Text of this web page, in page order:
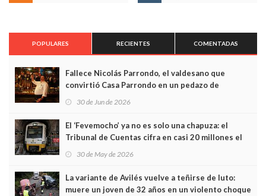
POPULARES RECIENTES COMENTADAS
Fallece Nicolás Parrondo, el valdesano que
convirtió Casa Parrondo en un pedazo de
Asturias en Madrid
30 de Jun de 2026
El ‘Fevemocho’ ya no es solo una chapuza: el
Tribunal de Cuentas cifra en casi 20 millones el
sobrecoste de los trenes que no cabían por los
30 de May de 2026
La variante de Avilés vuelve a teñirse de luto:
muere un joven de 32 años en un violento choque